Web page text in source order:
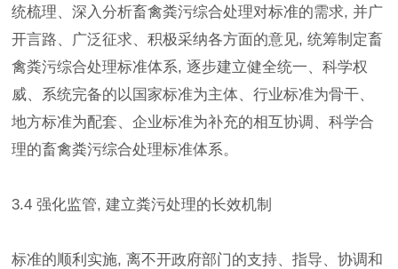
统梳理、深入分析畜禽粪污综合处理对标准的需求, 并广
开言路、广泛征求、积极采纳各方面的意见, 统筹制定畜
禽粪污综合处理标准体系, 逐步建立健全统一、科学权
威、系统完备的以国家标准为主体、行业标准为骨干、
地方标准为配套、企业标准为补充的相互协调、科学合
理的畜禽粪污综合处理标准体系。
3.4 强化监管, 建立粪污处理的长效机制
标准的顺利实施, 离不开政府部门的支持、指导、协调和